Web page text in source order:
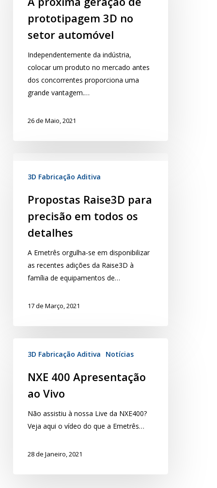
prototipagem 3D no
setor automóvel
Independentemente da indústria,
colocar um produto no mercado antes
dos concorrentes proporciona uma
grande vantagem.…
26 de Maio, 2021
3D Fabricação Aditiva
Propostas Raise3D para
precisão em todos os
detalhes
A Emetrês orgulha-se em disponibilizar
as recentes adições da Raise3D à
família de equipamentos de…
17 de Março, 2021
3D Fabricação Aditiva Notícias
NXE 400 Apresentação
ao Vivo
Não assistiu à nossa Live da NXE400?
Veja aqui o vídeo do que a Emetrês…
28 de Janeiro, 2021